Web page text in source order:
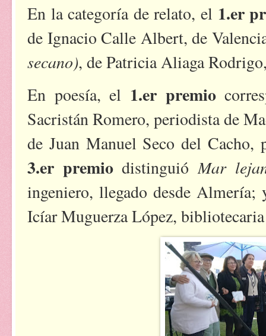
En la categoría de relato, el 1.er
de Ignacio Calle Albert, de
secano), de Patricia Aliaga
En poesía, el 1.er premio
Sacristán Romero, periodista de
de Juan Manuel Seco del
3.er premiodistinguióMar
ingeniero, llegado desde
Icíar Muguerza López,